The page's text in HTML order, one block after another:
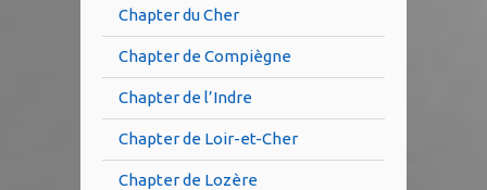
Chapter du Cher
Chapter de Compiègne
Chapter de l’Indre
Chapter de Loir-et-Cher
Chapter de Lozère